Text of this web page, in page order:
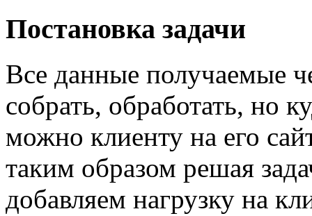
Постановка задачи
Все данные получаемые
собрать, обработать, но
можно клиенту на его
таким образом решая
добавляем нагрузку на